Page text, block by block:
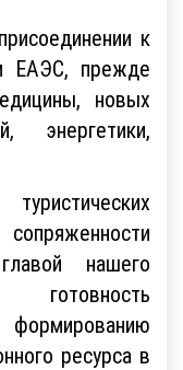
к
ЕАЭС, прежде
новых
энергетики,
нашего
готовность
ресурса в